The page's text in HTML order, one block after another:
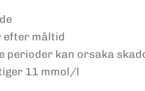
efter måltid
kan orsaka
11 mmol/l